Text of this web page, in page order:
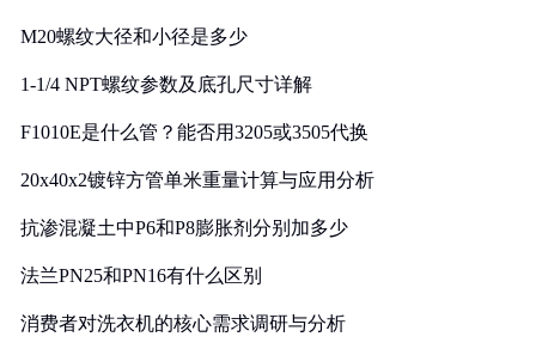
M20螺纹大径和小径是多少
1-1/4 NPT螺纹参数及底孔尺寸详解
F1010E是什么管？能否用3205或3505代换
20x40x2镀锌方管单米重量计算与应用分析
抗渗混凝土中P6和P8膨胀剂分别加多少
法兰PN25和PN16有什么区别
消费者对洗衣机的核心需求调研与分析